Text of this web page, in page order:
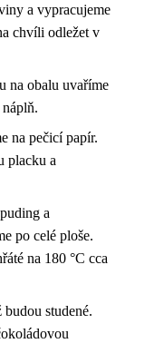
a vypracujeme
chvíli odležet v
na obalu uvaříme
na pečicí papír.
placku a
a
po celé ploše.
na 180 °C cca
studené.